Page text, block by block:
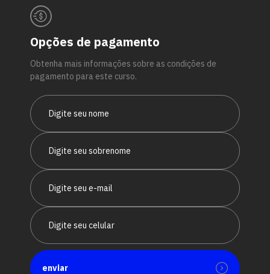
Opções de pagamento
Obtenha mais informações sobre as condições de
pagamento para este curso.
enviar